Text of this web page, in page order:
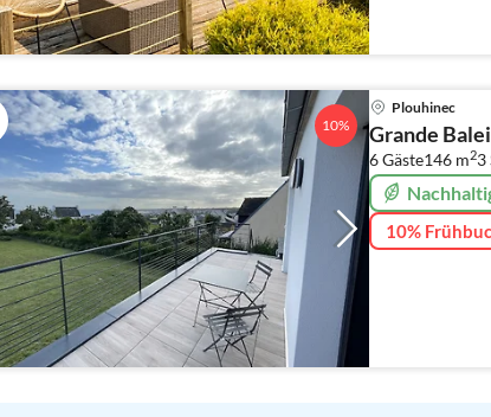
10%
Plouhinec
Grande
6 Gäste146 m23
10%